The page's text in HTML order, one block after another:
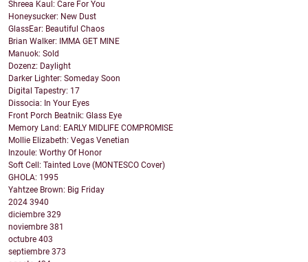
Shreea Kaul: Care For You
Honeysucker: New Dust
GlassEar: Beautiful Chaos
Brian Walker: IMMA GET MINE
Manuok: Sold
Dozenz: Daylight
Darker Lighter: Someday Soon
Digital Tapestry: 17
Dissocia: In Your Eyes
Front Porch Beatnik: Glass Eye
Memory Land: EARLY MIDLIFE COMPROMISE
Mollie Elizabeth: Vegas Venetian
Inzoule: Worthy Of Honor
Soft Cell: Tainted Love (MONTESCO Cover)
GHOLA: 1995
Yahtzee Brown: Big Friday
2024 3940
diciembre 329
noviembre 381
octubre 403
septiembre 373